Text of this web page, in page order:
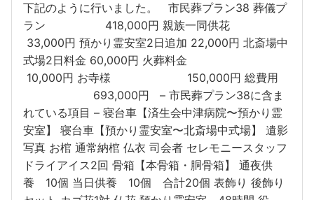
下記のように行いました。 市民葬プラン38 葬儀プ
ラン 418,000円 親族一同供花
33,000円 預かり霊安室2日追加 22,000円 北斎場中
式場2日料金 60,000円 火葬料金
10,000円 お寺様 150,000円 総費用
693,000円 – 市民葬プラン38に含ま
れている項目 – 寝台車【済生会中津病院〜預かり霊
安室】 寝台車【預かり霊安室〜北斎場中式場】 遺影
写真 お棺 通常納棺 仏衣 司会者 セレモニースタッフ
ドライアイス2回 骨箱【本骨箱・胴骨箱】 通夜供
養 10個 当日供養 10個 合計20個 表飾り 後飾り